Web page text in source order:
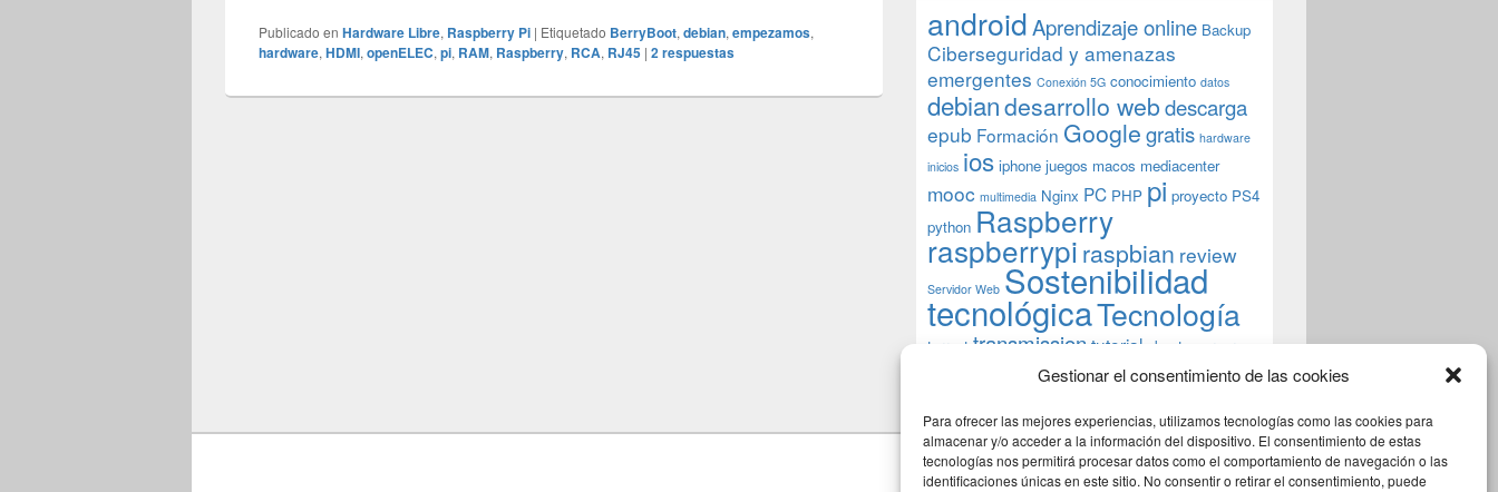
Gestionar el consentimiento de las cookies
Para ofrecer las mejores experiencias, utilizamos tecnologías como las cookies para
almacenar y/o acceder a la información del dispositivo. El consentimiento de estas
tecnologías nos permitirá procesar datos como el comportamiento de navegación o las
identificaciones únicas en este sitio. No consentir o retirar el consentimiento, puede
Publicado en Hardware Libre, Raspberry Pi | Etiquetado BerryBoot, debian, empezamos,
hardware, HDMI, openELEC, pi, RAM, Raspberry, RCA, RJ45 | 2respuestas
androidAprendizaje online Backup
Ciberseguridad y amenazas
emergentes Conexión 5G conocimiento datos
debiandesarrollo webdescarga
epub Formación Googlegratis hardware
inicios ios iphone juegos macos mediacenter
mooc multimedia Nginx PC PHP pi proyecto PS4
python Raspberry
raspberrypi raspbian review
Servidor Web Sostenibilidad
tecnológicaTecnología
torrent transmission tutorial ubuntu server
Windowswordpressxbmc